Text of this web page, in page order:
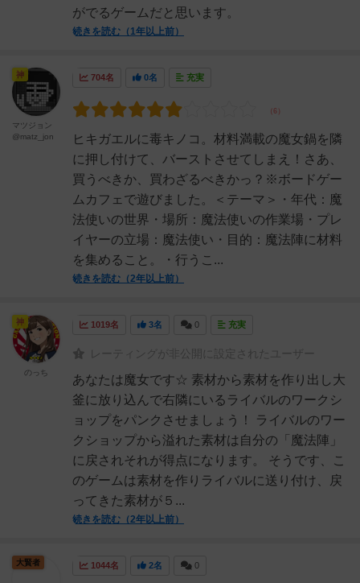
がでるゲームだと思います。
続きを読む（1年以上前）
704名 0名 充実
ヒキガエルに毒キノコ。材料満載の魔女鍋を隣
に押し付けて、バーストさせてしまえ！さあ、
買うべきか、買わざるべきかっ？※ボードゲー
ムカフェで遊びました。＜テーマ＞・年代：魔
法使いの世界・場所：魔法使いの作業場・プレ
イヤーの立場：魔法使い・目的：魔法陣に材料
を集めること。・行うこ...
続きを読む（2年以上前）
神
マツジョン
@matz_jon
1019名 3名 0 充実
レーティングが非公開に設定されたユーザー
あなたは魔女です☆ 素材から素材を作り出し大
釜に放り込んで右隣にいるライバルのワークシ
ョップをパンクさせましょう！ ライバルのワー
クショップから溢れた素材は自分の「魔法陣」
に戻されそれが得点になります。 そうです、こ
のゲームは素材を作りライバルに送り付け、戻
ってきた素材が５...
続きを読む（2年以上前）
神
のっち
1044名 2名 0
大賢者